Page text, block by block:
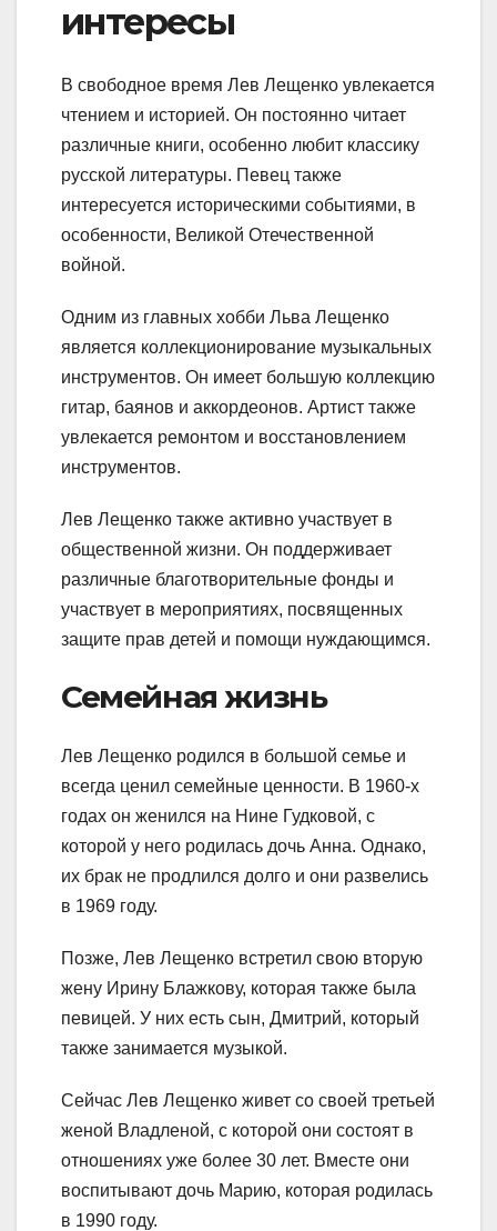
интересы
В свободное время Лев Лещенко увлекается
чтением и историей. Он постоянно читает
различные книги, особенно любит классику
русской литературы. Певец также
интересуется историческими событиями, в
особенности, Великой Отечественной
войной.
Одним из главных хобби Льва Лещенко
является коллекционирование музыкальных
инструментов. Он имеет большую коллекцию
гитар, баянов и аккордеонов. Артист также
увлекается ремонтом и восстановлением
инструментов.
Лев Лещенко также активно участвует в
общественной жизни. Он поддерживает
различные благотворительные фонды и
участвует в мероприятиях, посвященных
защите прав детей и помощи нуждающимся.
Семейная жизнь
Лев Лещенко родился в большой семье и
всегда ценил семейные ценности. В 1960-х
годах он женился на Нине Гудковой, с
которой у него родилась дочь Анна. Однако,
их брак не продлился долго и они развелись
в 1969 году.
Позже, Лев Лещенко встретил свою вторую
жену Ирину Блажкову, которая также была
певицей. У них есть сын, Дмитрий, который
также занимается музыкой.
Сейчас Лев Лещенко живет со своей третьей
женой Владленой, с которой они состоят в
отношениях уже более 30 лет. Вместе они
воспитывают дочь Марию, которая родилась
в 1990 году.